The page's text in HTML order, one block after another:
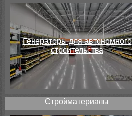
Генераторы для автономного
строительства
Стройматериалы